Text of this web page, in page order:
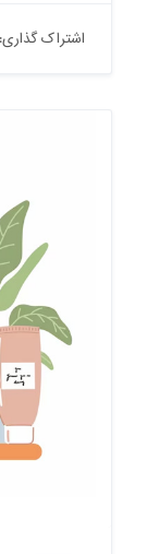
:اشتراک گذاری